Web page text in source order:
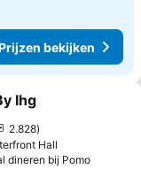
bekijken
aan favorieten
Ihg
2.828
Hall
dineren bij Pomo